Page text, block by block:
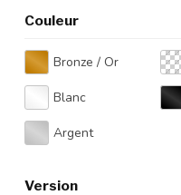
Couleur
Bronze / Or
Blanc
Argent
Version